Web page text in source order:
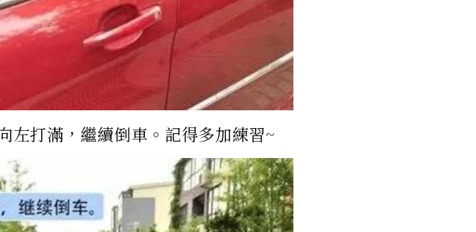
左打滿，繼續倒車。記得多加練習~